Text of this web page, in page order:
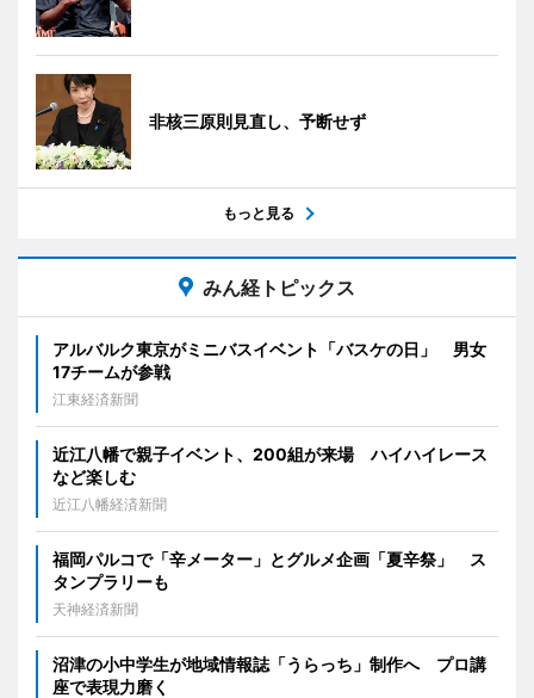
非核三原則見直し、予断せず
もっと見る
みん経トピックス
アルバルク東京がミニバスイベント「バスケの日」 男女
17チームが参戦
江東経済新聞
近江八幡で親子イベント、200組が来場 ハイハイレース
など楽しむ
近江八幡経済新聞
福岡パルコで「辛メーター」とグルメ企画「夏辛祭」 ス
タンプラリーも
天神経済新聞
沼津の小中学生が地域情報誌「うらっち」制作へ プロ講
座で表現力磨く